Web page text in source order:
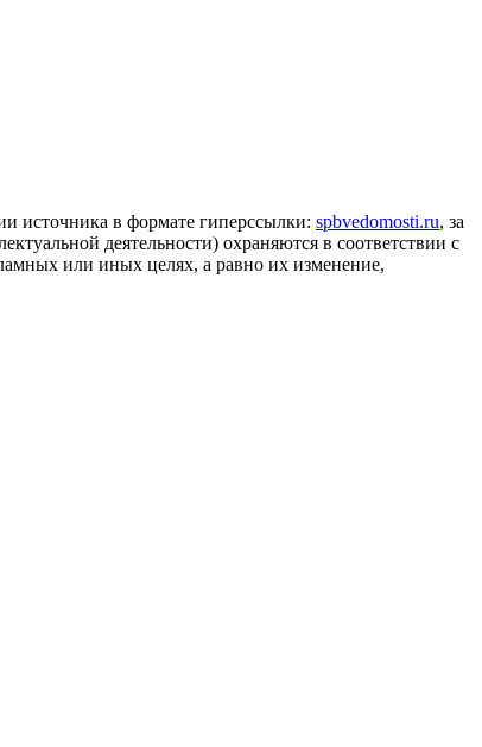
источника в формате гиперссылки: spbvedomosti.ru, за
деятельности) охраняются в соответствии с
или иных целях, а равно их изменение,